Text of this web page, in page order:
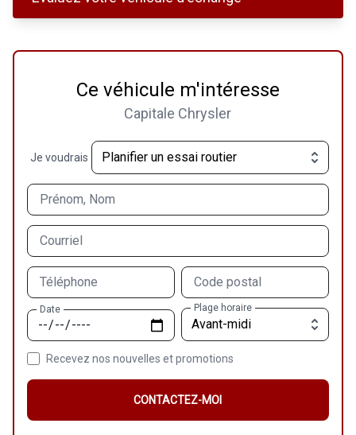
Ce véhicule m'intéresse
Capitale Chrysler
Je voudrais
Prénom, Nom
Courriel
Téléphone Code postal
Date Plage horaire
Recevez nos nouvelles et promotions
CONTACTEZ-MOI